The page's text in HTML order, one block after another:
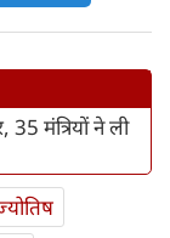
मंत्रियों ने ली